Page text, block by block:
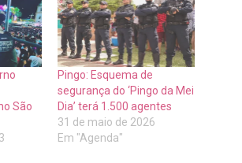
São
Pingo: Esquema de
segurança do ‘Pingo da Mei
Dia’ terá 1.500 agentes
31 de maio de 2026
Em "Agenda"